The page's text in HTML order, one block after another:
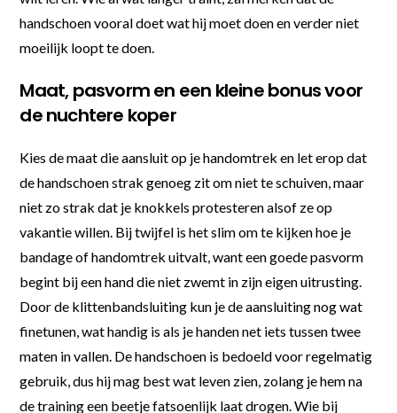
handschoen vooral doet wat hij moet doen en verder niet
moeilijk loopt te doen.
Maat, pasvorm en een kleine bonus voor
de nuchtere koper
Kies de maat die aansluit op je handomtrek en let erop dat
de handschoen strak genoeg zit om niet te schuiven, maar
niet zo strak dat je knokkels protesteren alsof ze op
vakantie willen. Bij twijfel is het slim om te kijken hoe je
bandage of handomtrek uitvalt, want een goede pasvorm
begint bij een hand die niet zwemt in zijn eigen uitrusting.
Door de klittenbandsluiting kun je de aansluiting nog wat
finetunen, wat handig is als je handen net iets tussen twee
maten in vallen. De handschoen is bedoeld voor regelmatig
gebruik, dus hij mag best wat leven zien, zolang je hem na
de training een beetje fatsoenlijk laat drogen. Wie bij